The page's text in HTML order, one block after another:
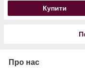
Купити
Про нас